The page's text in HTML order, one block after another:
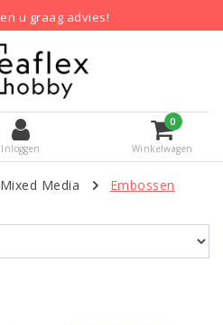
Gratis verzending
Inloggen
0
Winkelwagen
Mixed Media Embossen